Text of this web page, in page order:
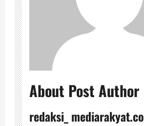
About Post Author
redaksi_ mediarakyat.co